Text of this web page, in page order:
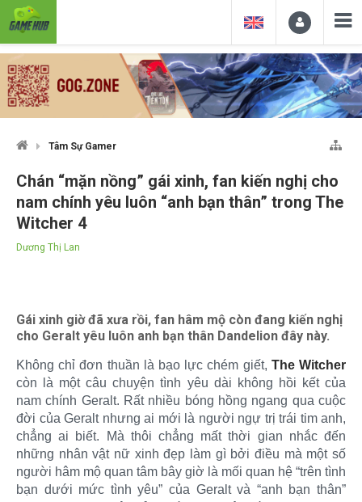
Tâm Sự Gamer
Chán “mặn nồng” gái xinh, fan kiến nghị cho
nam chính yêu luôn “anh bạn thân” trong The
Witcher 4
Dương Thị Lan
Gái xinh giờ đã xưa rồi, fan hâm mộ còn đang kiến nghị
cho Geralt yêu luôn anh bạn thân Dandelion đây này.
Không chỉ đơn thuần là bạo lực chém giết, The Witcher
còn là một câu chuyện tình yêu dài không hồi kết của
nam chính Geralt. Rất nhiều bóng hồng ngang qua cuộc
đời của Geralt nhưng ai mới là người ngự trị trái tim anh,
chẳng ai biết. Mà thôi chẳng mất thời gian nhắc đến
những nhân vật nữ xinh đẹp làm gì bởi điều mà một số
người hâm mộ quan tâm bây giờ là mối quan hệ “trên tình
bạn dưới mức tình yêu” của Geralt và “anh bạn thân”